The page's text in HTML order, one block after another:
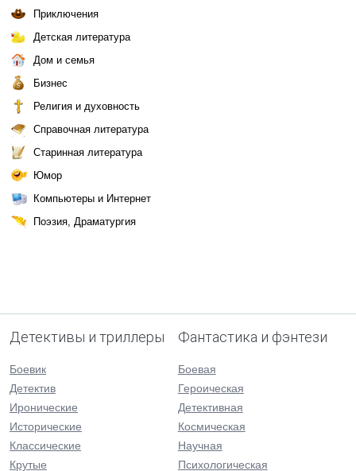
Приключения
Детская литература
Дом и семья
Бизнес
Религия и духовность
Справочная литература
Старинная литература
Юмор
Компьютеры и Интернет
Поэзия, Драматургия
Детективы и триллеры
Боевик
Детектив
Иронические
Исторические
Классические
Крутые
Фантастика и фэнтези
Боевая
Героическая
Детективная
Космическая
Научная
Психологическая